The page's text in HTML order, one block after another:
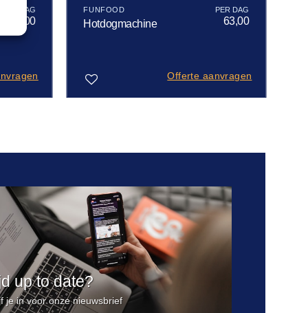
26,00
FUNFOOD
Hotdogmachine 63,00
Offerte aanvragen
up to date?
je in voor onze nieuwsbrief